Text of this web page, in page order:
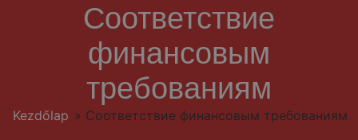
Соответствие
финансовым
требованиям
Kezdőlap » Соответствие финансовым требованиям